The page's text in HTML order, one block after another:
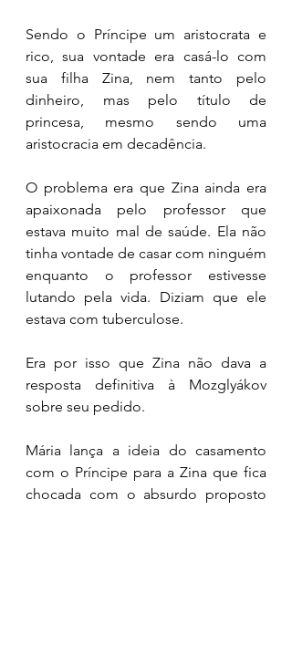
Sendo o Príncipe um aristocrata e
rico, sua vontade era casá-lo com
sua filha Zina, nem tanto pelo
dinheiro, mas pelo título de
princesa, mesmo sendo uma
aristocracia em decadência.
O problema era que Zina ainda era
apaixonada pelo professor que
estava muito mal de saúde. Ela não
tinha vontade de casar com ninguém
enquanto o professor estivesse
lutando pela vida. Diziam que ele
estava com tuberculose.
Era por isso que Zina não dava a
resposta definitiva à Mozglyákov
sobre seu pedido.
Mária lança a ideia do casamento
com o Príncipe para a Zina que fica
chocada com o absurdo proposto